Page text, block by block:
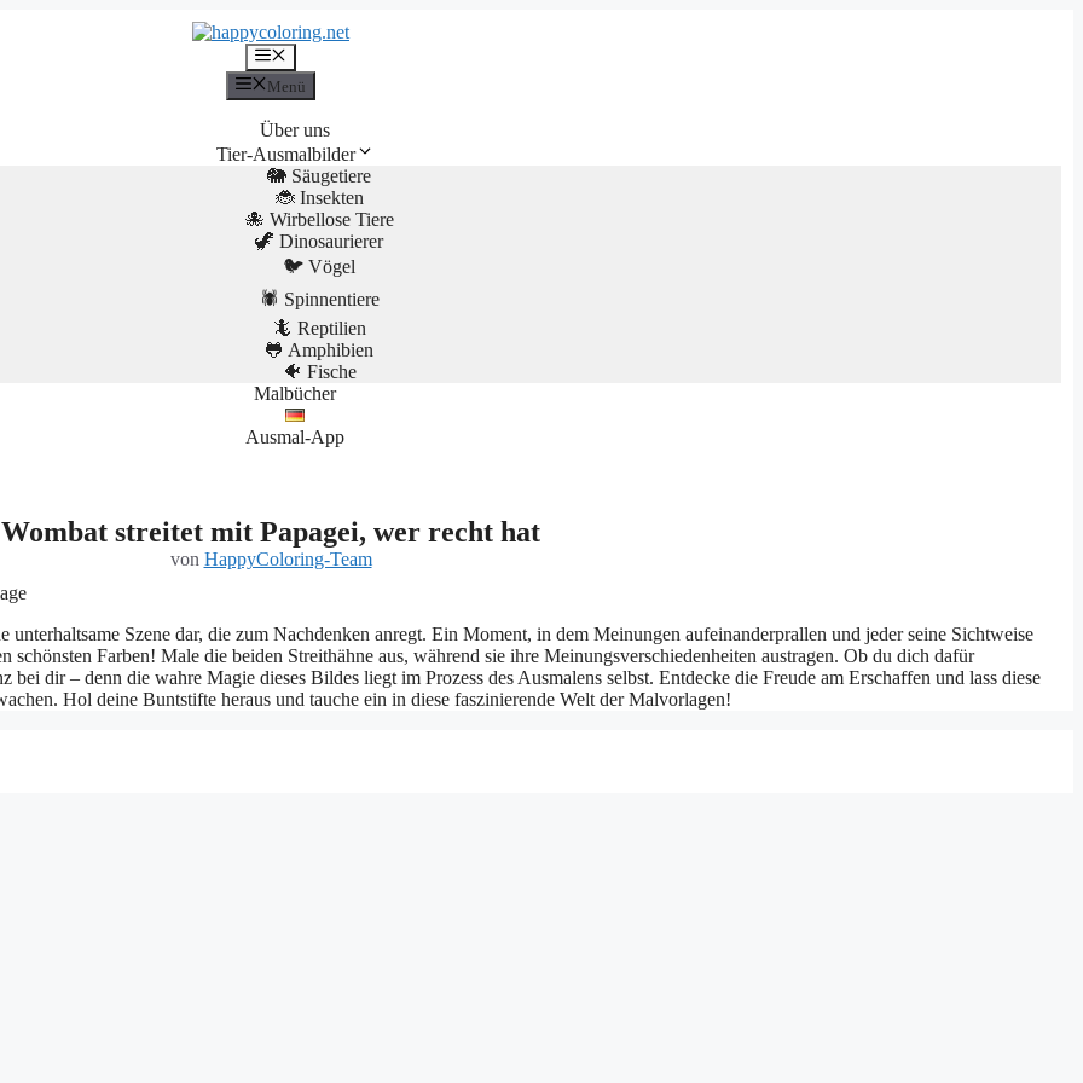
Menü
Über uns
Tier-Ausmalbilder
🐘 Säugetiere
🐞 Insekten
🐙 Wirbellose Tiere
🦖 Dinosaurierer
🐦 Vögel
🕷️ Spinnentiere
🦎 Reptilien
🐸 Amphibien
🐠 Fische
Malbücher
Ausmal-App
Wombat streitet mit Papagei, wer recht hat
von HappyColoring-Team
Szene dar, die zum Nachdenken anregt. Ein Moment, in dem Meinungen aufeinanderprallen und jeder seine Sichtweise
Farben! Male die beiden Streithähne aus, während sie ihre Meinungsverschiedenheiten austragen. Ob du dich dafür
bei dir – denn die wahre Magie dieses Bildes liegt im Prozess des Ausmalens selbst. Entdecke die Freude am Erschaffen und lass diese
Hol deine Buntstifte heraus und tauche ein in diese faszinierende Welt der Malvorlagen!